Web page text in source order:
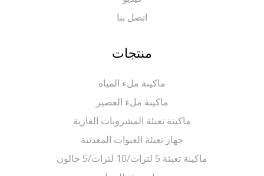
اتصل بنا
منتجات
ماكينة ملء المياه
ماكينة ملء العصير
ماكينة تعبئة المشروبات الغازية
جهاز تعبئة العبوات المعدنية
ماكينة تعبئة 5 لترات/10 لترات/5 جالون